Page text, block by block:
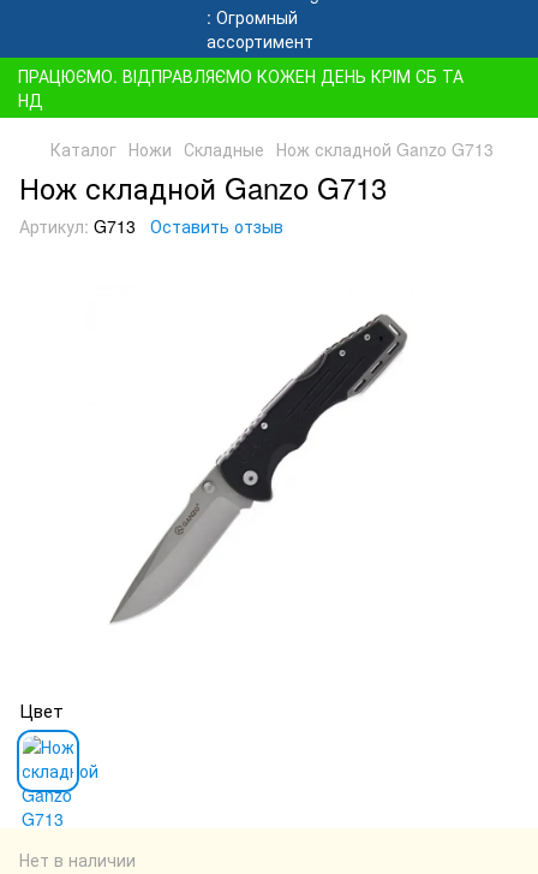
ПРАЦЮЄМО. ВІДПРАВЛЯЄМО КОЖЕН ДЕНЬ КРІМ СБ ТА
НД
Каталог Ножи Складные Нож складной Ganzo G713
Нож складной Ganzo G713
Артикул: G713 Оставить отзыв
Цвет
Нет в наличии